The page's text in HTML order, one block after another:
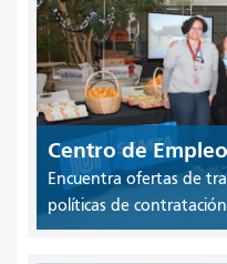
Centro de Empleo
Encuentra ofertas de
políticas de